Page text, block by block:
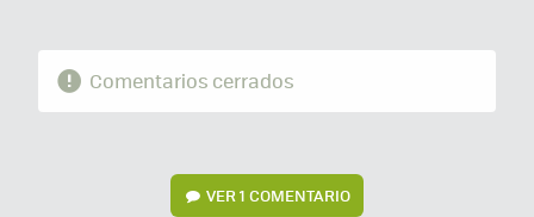
Comentarios cerrados
VER1 COMENTARIO